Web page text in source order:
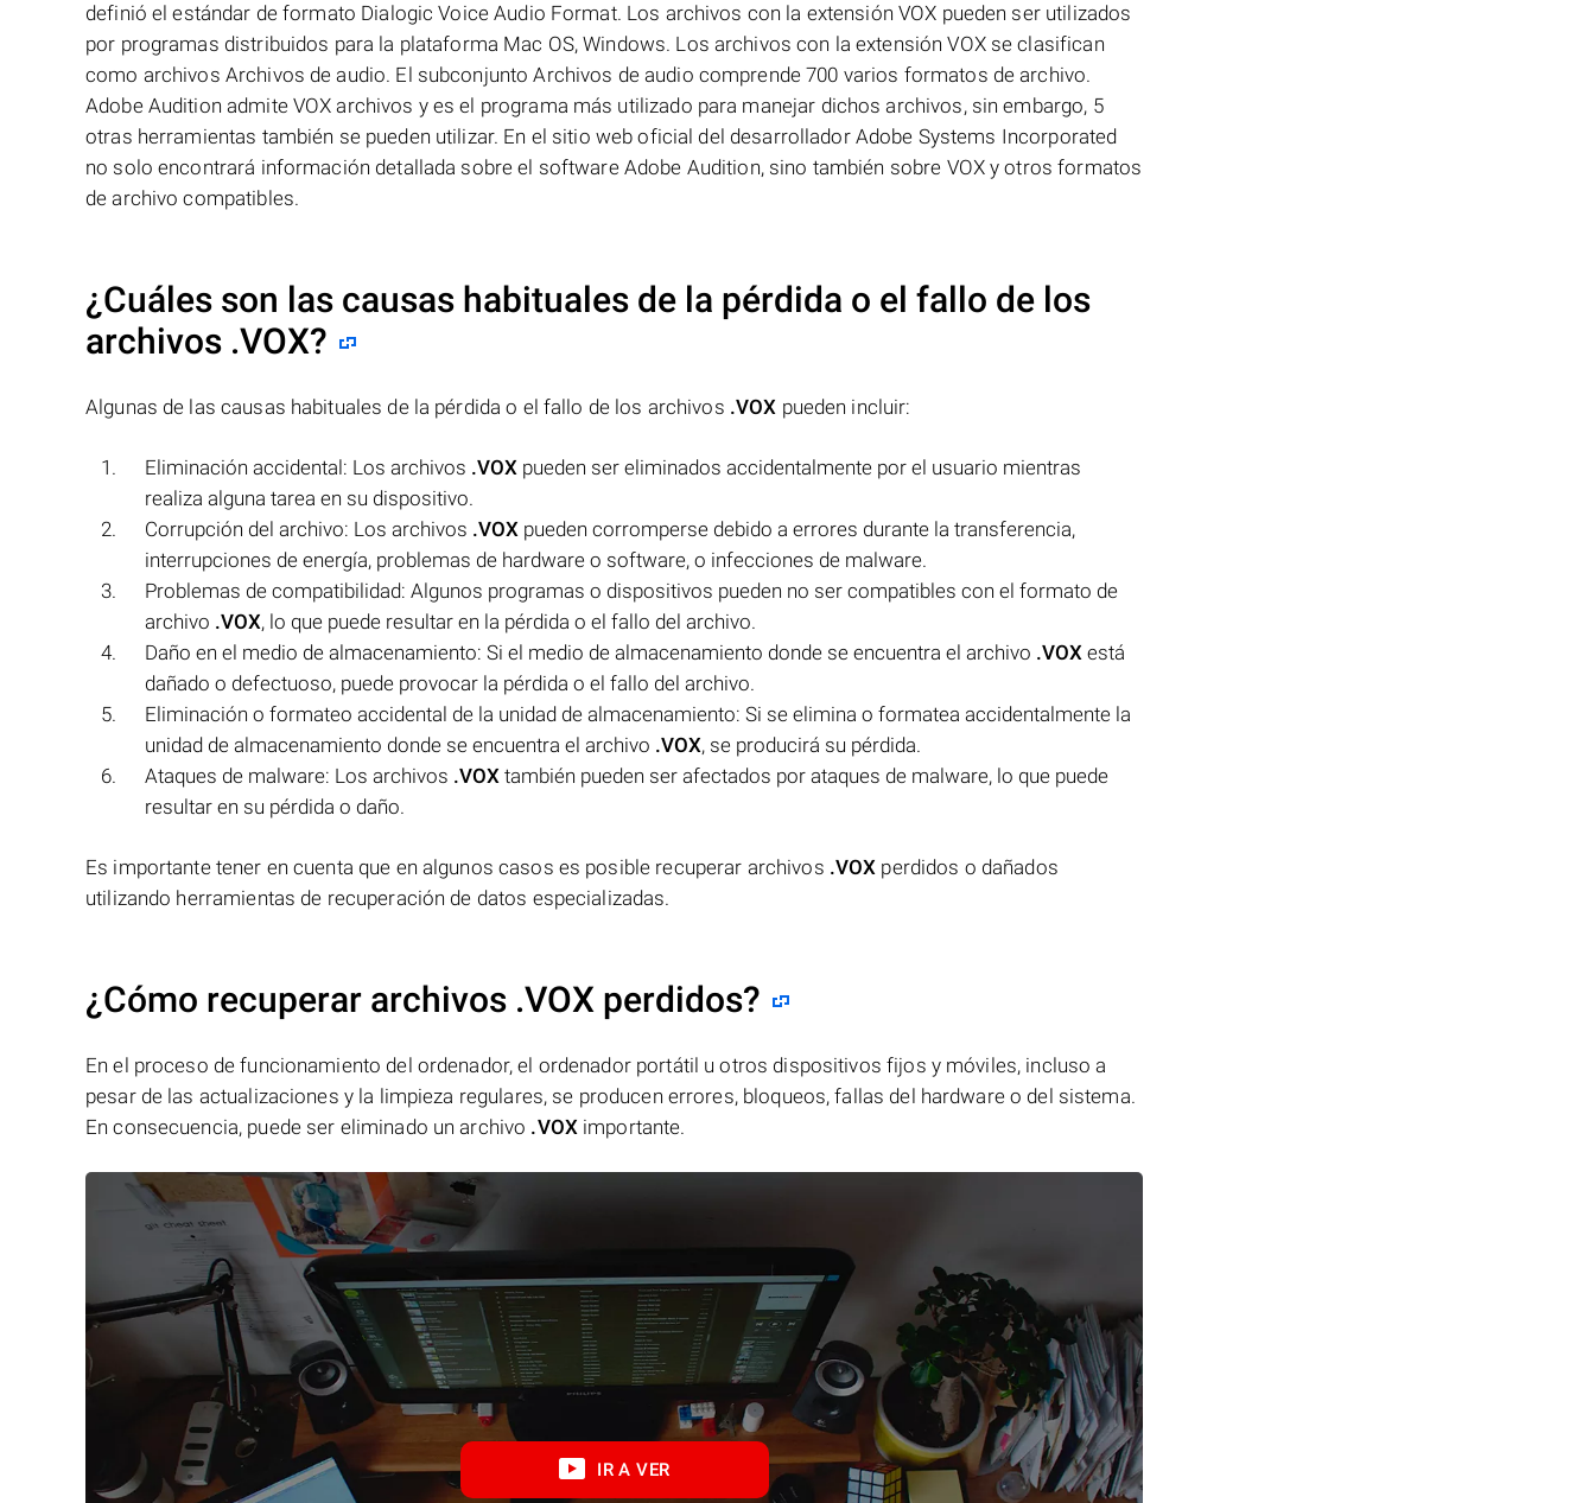
definió el estándar de formato Dialogic Voice Audio Format. Los archivos con la extensión VOX pueden ser utilizados
por programas distribuidos para la plataforma Mac OS, Windows. Los archivos con la extensión VOX se clasifican
como archivos Archivos de audio. El subconjunto Archivos de audio comprende 700 varios formatos de archivo.
Adobe Audition admite VOX archivos y es el programa más utilizado para manejar dichos archivos, sin embargo, 5
otras herramientas también se pueden utilizar. En el sitio web oficial del desarrollador Adobe Systems Incorporated
no solo encontrará información detallada sobre el software Adobe Audition, sino también sobre VOX y otros formatos
de archivo compatibles.
¿Cuáles son las causas habituales de la pérdida o el fallo de los
archivos .VOX?
Algunas de las causas habituales de la pérdida o el fallo de los archivos .VOX pueden incluir:
Eliminación accidental: Los archivos .VOX pueden ser eliminados accidentalmente por el usuario mientras
realiza alguna tarea en su dispositivo.
Corrupción del archivo: Los archivos .VOX pueden corromperse debido a errores durante la transferencia,
interrupciones de energía, problemas de hardware o software, o infecciones de malware.
Problemas de compatibilidad: Algunos programas o dispositivos pueden no ser compatibles con el formato de
archivo .VOX, lo que puede resultar en la pérdida o el fallo del archivo.
Daño en el medio de almacenamiento: Si el medio de almacenamiento donde se encuentra el archivo .VOX está
dañado o defectuoso, puede provocar la pérdida o el fallo del archivo.
Eliminación o formateo accidental de la unidad de almacenamiento: Si se elimina o formatea accidentalmente la
unidad de almacenamiento donde se encuentra el archivo .VOX, se producirá su pérdida.
Ataques de malware: Los archivos .VOX también pueden ser afectados por ataques de malware, lo que puede
resultar en su pérdida o daño.
Es importante tener en cuenta que en algunos casos es posible recuperar archivos .VOX perdidos o dañados
utilizando herramientas de recuperación de datos especializadas.
¿Cómo recuperar archivos .VOX perdidos?
En el proceso de funcionamiento del ordenador, el ordenador portátil u otros dispositivos fijos y móviles, incluso a
pesar de las actualizaciones y la limpieza regulares, se producen errores, bloqueos, fallas del hardware o del sistema.
En consecuencia, puede ser eliminado un archivo .VOXimportante.
IR A VER